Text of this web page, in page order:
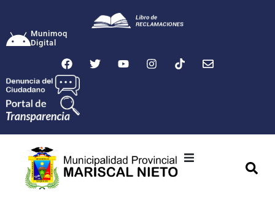
Munimoq
Digital